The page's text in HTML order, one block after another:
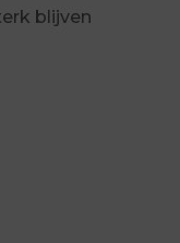
blijven